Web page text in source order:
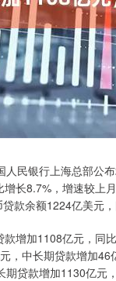
民银行上海总部公布
长8.7%，增速较上
款余额1224亿美元
加1108亿元，同
，中长期贷款增加
贷款增加1130亿元
200.89